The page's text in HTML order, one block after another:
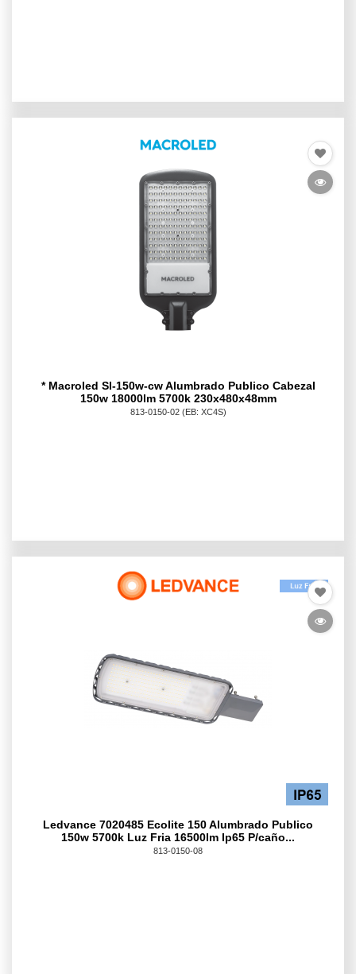
* Macroled Sl-150w-cw Alumbrado Publico Cabezal
150w 18000lm 5700k 230x480x48mm
813-0150-02(EB: XC4S)
Ledvance 7020485 Ecolite 150 Alumbrado Publico
150w 5700k Luz Fria 16500lm Ip65 P/caño...
813-0150-08